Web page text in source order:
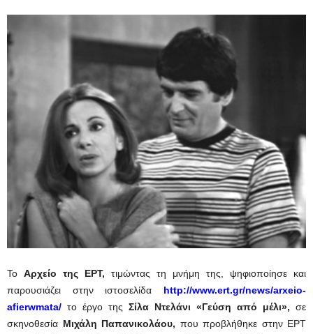
Το Αρχείο της ΕΡΤ, τιμώντας τη μνήμη της, ψηφιοποίησε και
παρουσιάζει στην ιστοσελίδα http://www.ert.gr/news/arxeio-
afierwmata/ το έργο της Σίλα Ντελάνι «Γεύση από μέλι», σε
σκηνοθεσία Μιχάλη Παπανικολάου, που προβλήθηκε στην ΕΡΤ